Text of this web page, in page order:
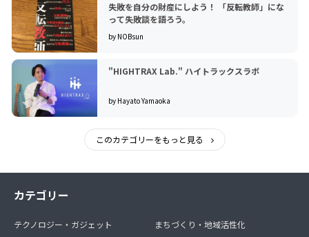
失敗を自分の財産にしよう！ 「反転教師」にな
って失敗談を語ろう。
by NOBsun
"HIGHTRAX Lab." ハイトラックスラボ
by Hayato Yamaoka
このカテゴリーをもっと見る
カテゴリー
テクノロジー・ガジェット
まちづくり・地域活性化